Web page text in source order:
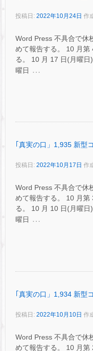
投稿日: 2022年10月24日 作
Word Press 不具合で休
めて報告する。 10 月第
る。 10 月 17 日(月曜
曜日 …
｢真実の口」1,935 新型
投稿日: 2022年10月17日 作
Word Press 不具合で休
めて報告する。 10 月第
る。 10 月 10 日(月曜
曜日 …
｢真実の口」1,934 新型
投稿日: 2022年10月10日 作
Word Press 不具合で休
めて報告する。 10 月第